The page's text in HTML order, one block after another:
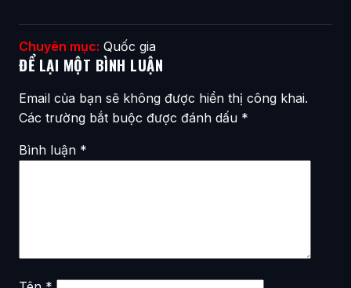
Chuyên mục: Quốc gia
ĐỂ LẠI MỘT BÌNH LUẬN
Email của bạn sẽ không được hiển thị công khai.
Các trường bắt buộc được đánh dấu *
Bình luận *